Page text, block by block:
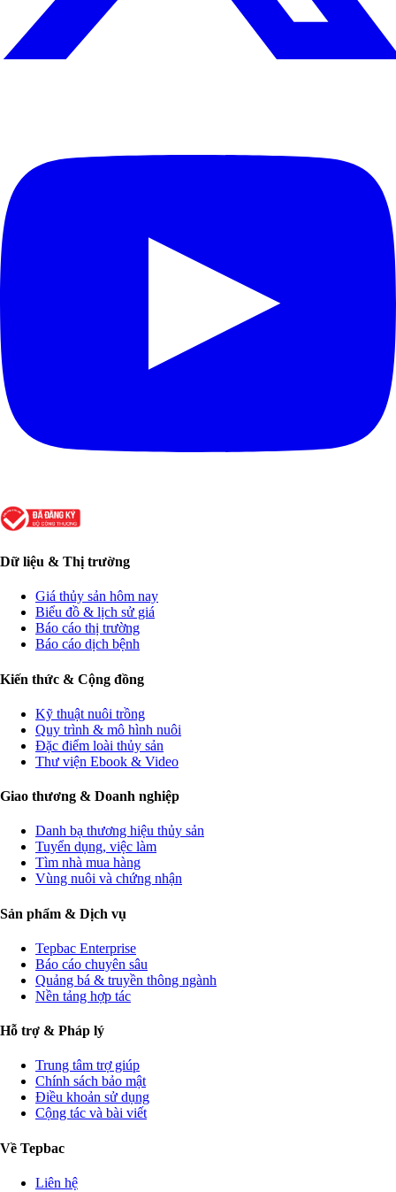
Dữ liệu & Thị trường
Giá thủy sản hôm nay
Biểu đồ & lịch sử giá
Báo cáo thị trường
Báo cáo dịch bệnh
Kiến thức & Cộng đồng
Kỹ thuật nuôi trồng
Quy trình & mô hình nuôi
Đặc điểm loài thủy sản
Thư viện Ebook & Video
Giao thương & Doanh nghiệp
Danh bạ thương hiệu thủy sản
Tuyển dụng, việc làm
Tìm nhà mua hàng
Vùng nuôi và chứng nhận
Sản phẩm & Dịch vụ
Tepbac Enterprise
Báo cáo chuyên sâu
Quảng bá & truyền thông ngành
Nền tảng hợp tác
Hỗ trợ & Pháp lý
Trung tâm trợ giúp
Chính sách bảo mật
Điều khoản sử dụng
Cộng tác và bài viết
Về Tepbac
Liên hệ